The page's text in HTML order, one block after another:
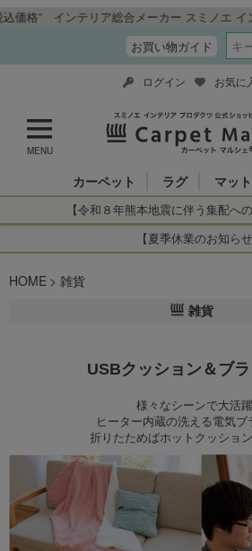
総合メーカー スミノエ インテリア プロダ
お買い物ガイド
MENU
ログイン お気に
カーペット ラグ マット
【令和８年熊本地震に伴う集配へ
令和8年熊本地震により、お亡くなり
お見舞い申し上げます。 この地震の
部地域を発着するお荷物のお届けに遅
【お荷物のお届けに遅れが生じている
・全国から九州あてのお荷物
・九州から全国あてのお荷物
なお、今後の被害状況や交通規制など
サービスへの影響が変更となる場合が
お客さまにはご不便をおかけいたしま
りますようお願い申し上げます。
詳しくはこちら
【夏季休業のお知らせ
当店はは2026年8月11日(火)～2026年8
を休業とさせて頂きます。
へのご返答ができかねます。 休業明
出荷センターも休業となりますため、
商品の出荷は 2026年8月18日(火)以降と
オーダー商品など、詳しくはこちら
HOME
雑貨
雑貨
USBクッション＆ブラ
様々なシーンで大活躍
ヒーター内蔵の洗える電気ブ
折りたためばホットクッショ